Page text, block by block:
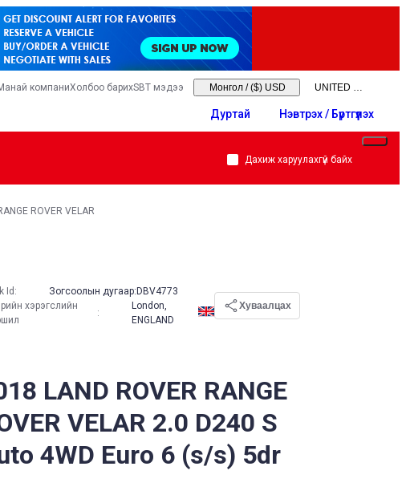
компаниХолбоо барихSBT мэдээ Монгол / ($) USD
Дуртай Нэвтрэх / Бүртгүүлэх
Дахиж харуулахгүй байх
ROVER VELAR
LAND ROVER RANGE
VELAR 2.0 D240 S
4WD Euro 6 (s/s) 5dr
Id: Зогсоолын дугаар: DBV4773
хэрэгслийн
:
London,
ENGLAND
Хуваалцах